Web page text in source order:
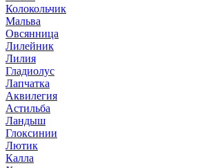
Колокольчик
Мальва
Овсянница
Лилейник
Лилия
Гладиолус
Лапчатка
Аквилегия
Астильба
Ландыш
Глоксинии
Лютик
Калла